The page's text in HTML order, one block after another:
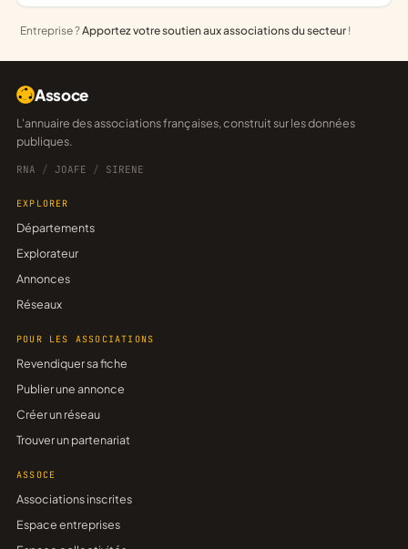
Entreprise ?Apportez votre soutien aux associations du secteur !
Assoce
L'annuaire des associations françaises, construit sur les données
publiques.
RNA / JOAFE / SIRENE
EXPLORER
Départements
Explorateur
Annonces
Réseaux
POUR LES ASSOCIATIONS
Revendiquer sa fiche
Publier une annonce
Créer un réseau
Trouver un partenariat
ASSOCE
Associations inscrites
Espace entreprises